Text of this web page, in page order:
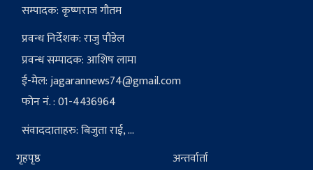
सम्पादक: कृष्णराज गौतम
प्रवन्ध निर्देशक: राजु पौडेल
प्रवन्ध सम्पादक: आशिष लामा
ई-मेल:jagarannews74@gmail.com
फोन नं. : 01-4436964
संवाददाताहरु: बिजुता राई, ...
गृहपृष्ठ
अन्तर्वार्ता